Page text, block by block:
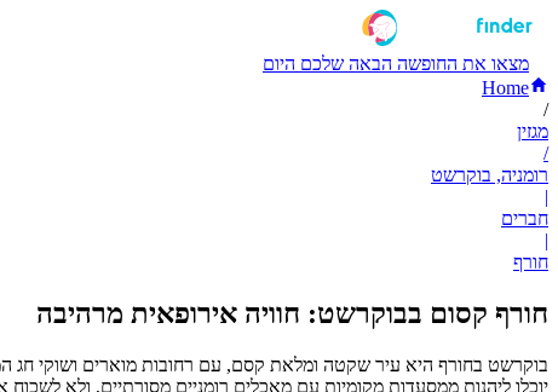
מצאו את החופשה הבאה שלכם היום
Home
/
מגזין
/
רומניה, בוקרשט
|
חברים
|
חורף
חורף קסום בבוקרשט: חוויה אירופאית מרהיבה
בוקרשט בחורף היא עיר שקטה ומלאת קסם, עם רחובות מוארים ושוקי חג
יוכלו ליהנות ממסעדות מקומיות עם מאכלים רומניים מסורתיים, ולא